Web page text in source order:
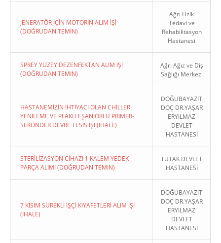
JENERATÖR İÇİN MOTORİN ALIM İŞİ
(DOĞRUDAN TEMIN)
Ağrı Fizik
Tedavi ve
Rehabilitasyon
Hastanesi
SPREY YÜZEY DEZENFEKTAN ALIM İŞİ
(DOĞRUDAN TEMIN)
Ağrı Ağız ve Diş
Sağlığı Merkezi
HASTANEMİZİN İHTİYACI OLAN CHİLLER
YENİLEME VE PLAKLI EŞANJÖRLÜ PRİMER-
SEKONDER DEVRE TESİS İŞİ (İHALE)
DOĞUBAYAZIT
DOÇ DR.YAŞAR
ERYILMAZ
DEVLET
HASTANESİ
STERİLİZASYON CİHAZI 1 KALEM YEDEK
PARÇA ALIMI (DOĞRUDAN TEMIN)
TUTAK DEVLET
HASTANESİ
7 KISIM SÜREKLİ İŞÇİ KIYAFETLERİ ALIM İŞİ
(İHALE)
DOĞUBAYAZIT
DOÇ DR.YAŞAR
ERYILMAZ
DEVLET
HASTANESİ